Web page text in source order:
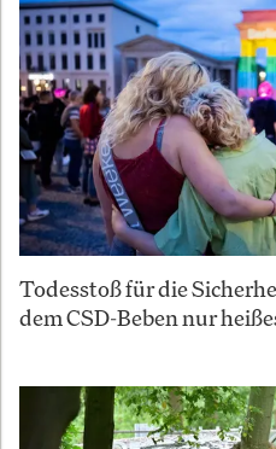
Todesstoß für die
dem CSD-Beben nur